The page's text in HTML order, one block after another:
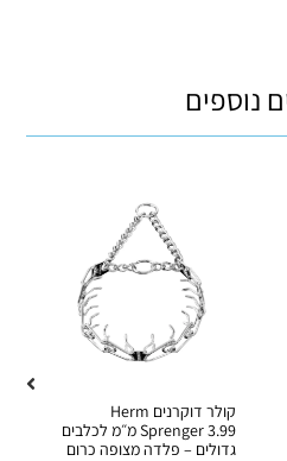
נוספים
קולר דוקרנים Herm
Sprenger 3.99 מ״מ לכלבים
גדולים – פלדה מצופה כרום